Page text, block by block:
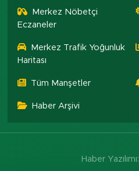
Merkez Nöbetçi
Eczaneler
Merkez Trafik Yoğunluk
Haritası
Tüm Manşetler
Haber Arşivi
Haber Yazılımı: